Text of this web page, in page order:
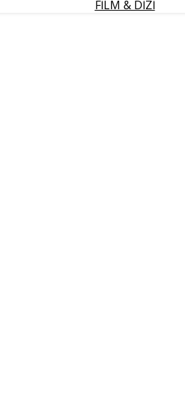
FILM & DIZI